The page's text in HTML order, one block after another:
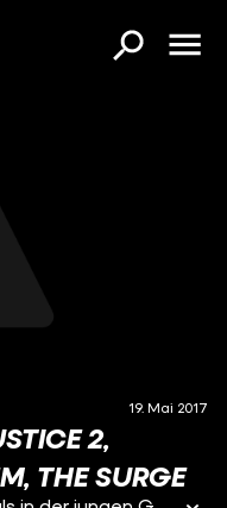
19. Mai 2017
2,
THE SURGE